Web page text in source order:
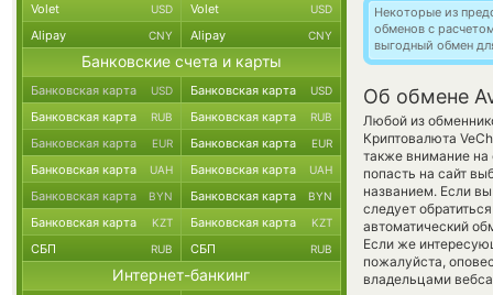
Некоторые из
обменов с
выгодный обмен
Об обмене
Любой из
Криптовалюта
также внимание на
попасть на сайт
названием. Если
следует
автоматический
Если же
пожалуйста,
владельцами
Volet USD Volet USD
Alipay CNY Alipay CNY
Банковские счета и карты
Банковская карта USD Банковская карта USD
Банковская карта RUB Банковская карта RUB
Банковская карта EUR Банковская карта EUR
Банковская карта UAH Банковская карта UAH
Банковская карта BYN Банковская карта BYN
Банковская карта KZT Банковская карта KZT
СБП RUB СБП RUB
Интернет-банкинг